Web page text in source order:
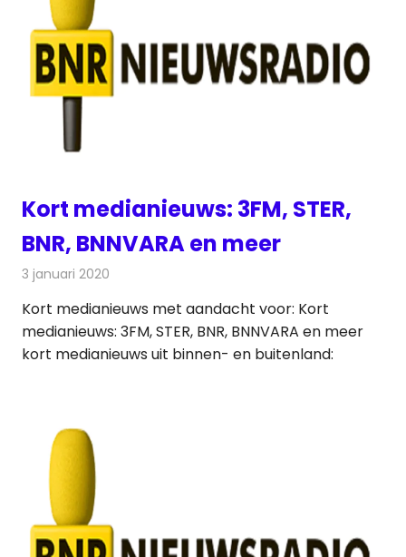
Kort medianieuws: 3FM, STER,
BNR, BNNVARA en meer
3 januari 2020
Kort medianieuws met aandacht voor: Kort
medianieuws: 3FM, STER, BNR, BNNVARA en meer
kort medianieuws uit binnen- en buitenland: